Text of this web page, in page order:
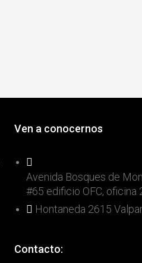
Ven a conocernos
Avenida Bosques de
#65 edificio OFC, oficina
Hontaneda 2615
Contacto: